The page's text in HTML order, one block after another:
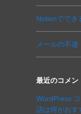
Notionででき
メールの不
最近のコメン
WordPress
語は何がおす